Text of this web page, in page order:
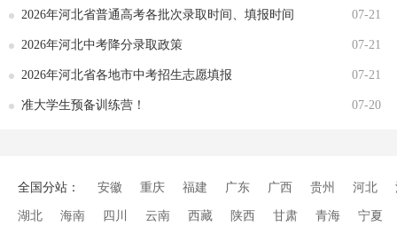
2026年河北省普通高考各批次录取时间、填报时间 07-21
2026年河北中考降分录取政策 07-21
2026年河北省各地市中考招生志愿填报 07-21
准大学生预备训练营！ 07-20
全国分站： 安徽 重庆 福建 广东 广西 贵州 河北
湖北 海南 四川 云南 西藏 陕西 甘肃 青海 宁夏